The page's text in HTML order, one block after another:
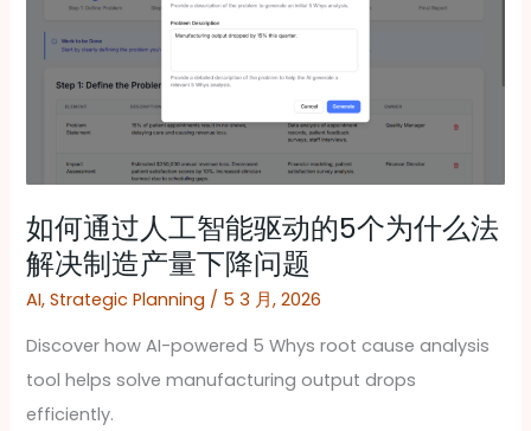
如何通过人工智能驱动的5个为什么法
解决制造产量下降问题
AI,Strategic Planning / 5 3 月, 2026
Discover how AI-powered 5 Whys root cause analysis
tool helps solve manufacturing output drops
efficiently.
动
的
5
个
为
什
么